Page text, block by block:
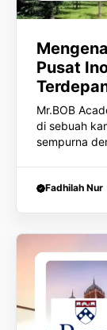
Pusat
Mr.BOB
di sebuah
sempurna
Fadhilah Nur